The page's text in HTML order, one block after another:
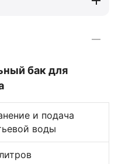
бак для
и подача
воды